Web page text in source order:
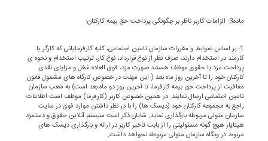
ماده3: الزامات کاربر ناظر بر چگونگی پرداخت حق بیمه کارکنان:
1- بر اساس ضوابط و مقررات سازمان تامین اجتماعی، کلیه کارفرمایانی که کارگر یا
کارمند در استخدام دارند، صرف نظر از نوع قرارداد، نوع کار، ترتیب استخدام و نحوه ی
پرداخت مزد یا حقوق موظف هستند صورت مزد، فوق العاده شغل و مزایای نقدی
کارکنان خود را تا آخرین روز ماه بعد ( این مهلت در خصوص کارگاه های مشمول قانون
معافیت از پرداخت حق بیمه کارفرما، تا آخرین روز دو ماه بعد است) به شعب سازمان
تامین اجتماعی ارسال نمایند. در همین خصوص کاربر (کارفرما) موظف است اطلاعات
راجع به مجموعه کارکنان خود (دیسک ها) را با در نظر داشتن موارد فوق در سایت
سازمان متولی مربوطه بارگذاری نماید. شایان ذکر است سیستم آنلاین حقوق و دستمزد
هیتایار هیچ گونه مسئولیتی را از بابت تاخیر کاربر در ارائه و بارگذاری دیسک های
مربوط در وبگاه سارمان متولی مربوطه نخواهد داشت.